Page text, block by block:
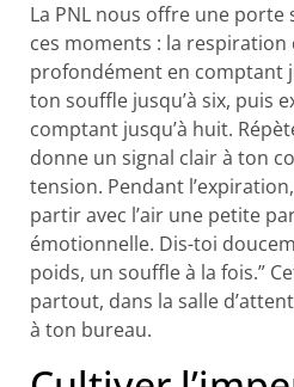
La PNL nous offre une
ces moments : la respiration
profondément en comptant
ton souffle jusqu’à six, puis
comptant jusqu’à huit.
donne un signal clair à ton
tension. Pendant
partir avec l’air une petite
émotionnelle. Dis-toi
poids, un souffle à la fois.”
partout, dans la salle
à ton bureau.